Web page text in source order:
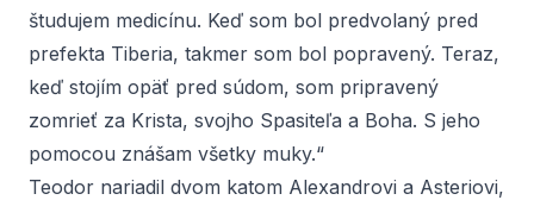
študujem medicínu. Keď som bol predvolaný pred
prefekta Tiberia, takmer som bol popravený. Teraz,
keď stojím opäť pred súdom, som pripravený
zomrieť za Krista, svojho Spasiteľa a Boha. S jeho
pomocou znášam všetky muky.“
Teodor nariadil dvom katom Alexandrovi a Asteriovi,